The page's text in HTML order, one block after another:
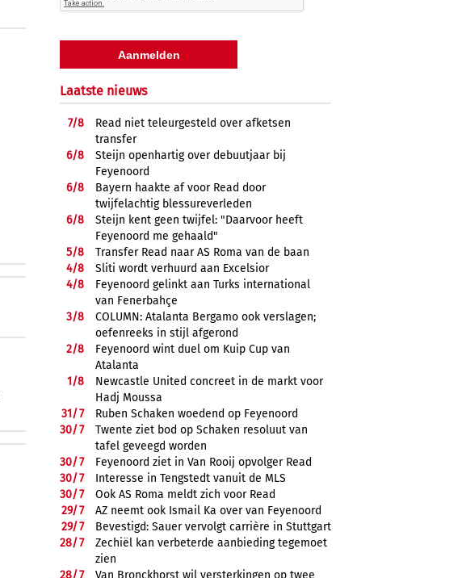
Laatste nieuws
7/8
Read niet teleurgesteld over afketsen
transfer
6/8
Steijn openhartig over debuutjaar bij
Feyenoord
6/8
Bayern haakte af voor Read door
twijfelachtig blessureverleden
6/8
Steijn kent geen twijfel: "Daarvoor heeft
Feyenoord me gehaald"
5/8
Transfer Read naar AS Roma van de baan
4/8
Sliti wordt verhuurd aan Excelsior
4/8
Feyenoord gelinkt aan Turks international
van Fenerbahçe
3/8
COLUMN: Atalanta Bergamo ook verslagen;
oefenreeks in stijl afgerond
2/8
Feyenoord wint duel om Kuip Cup van
Atalanta
1/8
Newcastle United concreet in de markt voor
Hadj Moussa
31/7
Ruben Schaken woedend op Feyenoord
30/7
Twente ziet bod op Schaken resoluut van
tafel geveegd worden
30/7
Feyenoord ziet in Van Rooij opvolger Read
30/7
Interesse in Tengstedt vanuit de MLS
30/7
Ook AS Roma meldt zich voor Read
29/7
AZ neemt ook Ismail Ka over van Feyenoord
29/7
Bevestigd: Sauer vervolgt carrière in Stuttgart
28/7
Zechiël kan verbeterde aanbieding tegemoet
zien
28/7
Van Bronckhorst wil versterkingen op twee